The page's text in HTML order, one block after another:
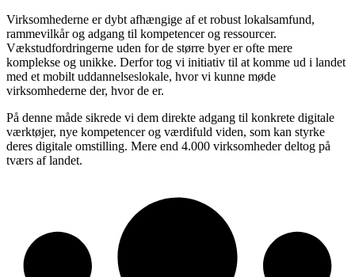
Virksomhederne er dybt afhængige af et robust lokalsamfund,
rammevilkår og adgang til kompetencer og ressourcer.
Vækstudfordringerne uden for de større byer er ofte mere
komplekse og unikke. Derfor tog vi initiativ til at komme ud i landet
med et mobilt uddannelseslokale, hvor vi kunne møde
virksomhederne der, hvor de er.
På denne måde sikrede vi dem direkte adgang til konkrete digitale
værktøjer, nye kompetencer og værdifuld viden, som kan styrke
deres digitale omstilling. Mere end 4.000 virksomheder deltog på
tværs af landet.